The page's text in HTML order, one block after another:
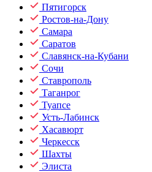
Пятигорск
Ростов-на-Дону
Самара
Саратов
Славянск-на-Кубани
Сочи
Ставрополь
Таганрог
Туапсе
Усть-Лабинск
Хасавюрт
Черкесск
Шахты
Элиста